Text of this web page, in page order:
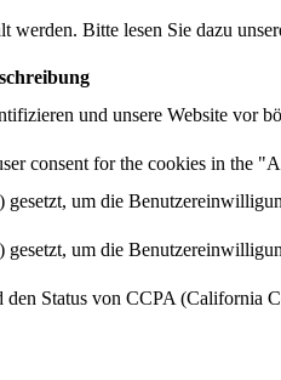
Bitte lesen Sie dazu
und unsere Website vor
consent for the cookies in the
um die
um die
den Status von CCPA